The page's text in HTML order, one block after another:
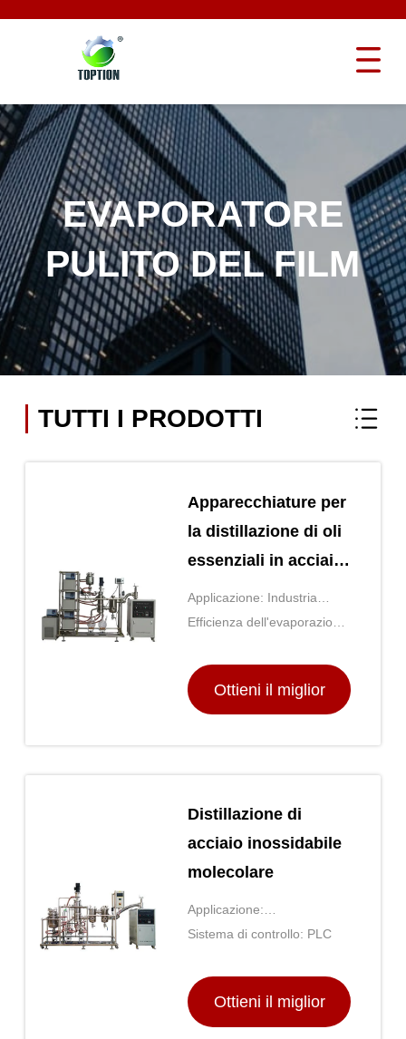
EVAPORATORE
PULITO DEL FILM
TUTTI I PRODOTTI
Apparecchiature per
la distillazione di oli
essenziali in acciaio
inossidabile con
giacca da 15L
Applicazione: Industria
chimica
Efficienza dell'evaporazione:
Ottieni il miglior
Distillazione di
acciaio inossidabile
molecolare
Applicazione:
Concentrazione/distillazione
Sistema di controllo: PLC
Ottieni il miglior